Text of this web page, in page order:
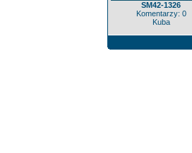
SM42-1326
Komentarzy: 0
Kuba